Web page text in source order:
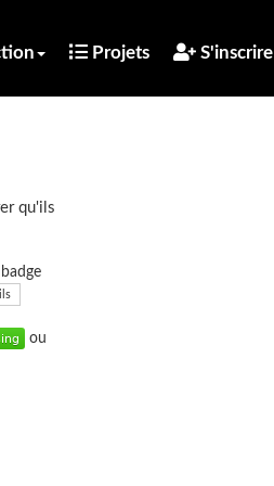
Projets S'inscrire
qu'ils
ou